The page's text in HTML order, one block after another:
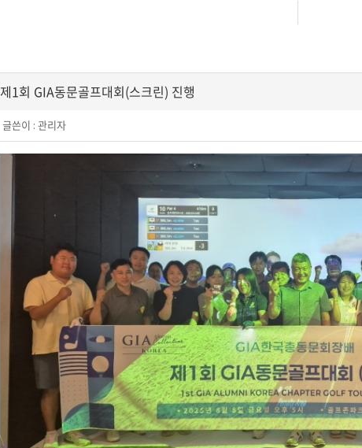
제1회 GIA동문골프대회(스크린) 진행
글쓴이 : 관리자